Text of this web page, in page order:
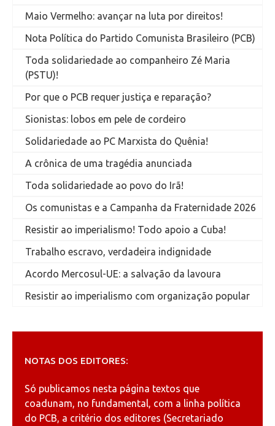
Maio Vermelho: avançar na luta por direitos!
Nota Política do Partido Comunista Brasileiro (PCB)
Toda solidariedade ao companheiro Zé Maria
(PSTU)!
Por que o PCB requer justiça e reparação?
Sionistas: lobos em pele de cordeiro
Solidariedade ao PC Marxista do Quênia!
A crônica de uma tragédia anunciada
Toda solidariedade ao povo do Irã!
Os comunistas e a Campanha da Fraternidade 2026
Resistir ao imperialismo! Todo apoio a Cuba!
Trabalho escravo, verdadeira indignidade
Acordo Mercosul-UE: a salvação da lavoura
Resistir ao imperialismo com organização popular
NOTAS DOS EDITORES:
Só publicamos nesta página textos que
coadunam, no fundamental, com a linha política
do PCB, a critério dos editores (Secretariado